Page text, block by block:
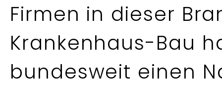
Firmen in dieser
Krankenhaus-Bau
bundesweit einen